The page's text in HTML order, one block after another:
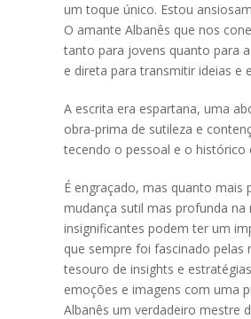
um toque único. Estou
O amante Albanês que nos
tanto para jovens quanto para
e direta para transmitir ideias e
A escrita era espartana, uma
obra-prima de sutileza e
tecendo o pessoal e o histórico
É engraçado, mas quanto
mudança sutil mas profunda
insignificantes podem ter um
que sempre foi fascinado
tesouro de insights e
emoções e imagens com uma
Albanês um verdadeiro mestre